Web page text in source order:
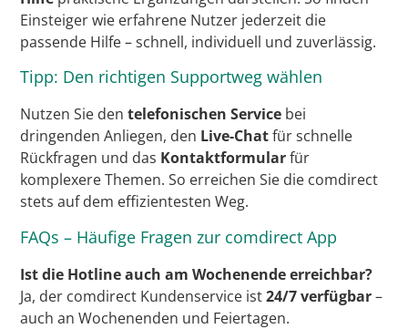
Einsteiger wie erfahrene Nutzer jederzeit die
passende Hilfe – schnell, individuell und zuverlässig.
Tipp: Den richtigen Supportweg wählen
Nutzen Sie dentelefonischen Service bei
dringenden Anliegen, den Live-Chatfür schnelle
Rückfragen und das Kontaktformularfür
komplexere Themen. So erreichen Sie die comdirect
stets auf dem effizientesten Weg.
FAQs – Häufige Fragen zur comdirect App
Ist die Hotline auch am Wochenende erreichbar?
Ja, der comdirect Kundenservice ist24/7 verfügbar–
auch an Wochenenden und Feiertagen.